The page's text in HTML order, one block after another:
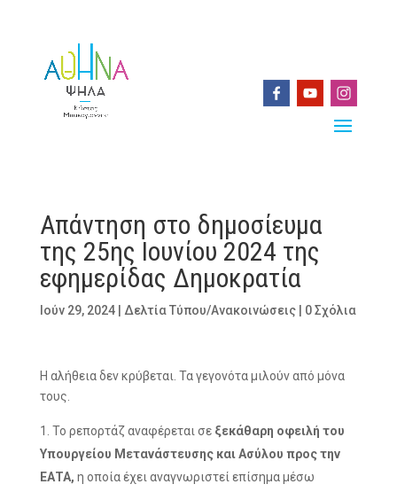
Απάντηση στο δημοσίευμα
της 25ης Ιουνίου 2024 της
εφημερίδας Δημοκρατία
Ιούν 29, 2024| Δελτία Τύπου/Ανακοινώσεις| 0 Σχόλια
Η αλήθεια δεν κρύβεται. Τα γεγονότα μιλούν από μόνα
τους.
Το ρεπορτάζ αναφέρεται σε ξεκάθαρη οφειλή του
Υπουργείου Μετανάστευσης και Ασύλου προς την
ΕΑΤΑ, η οποία έχει αναγνωριστεί επίσημα μέσω